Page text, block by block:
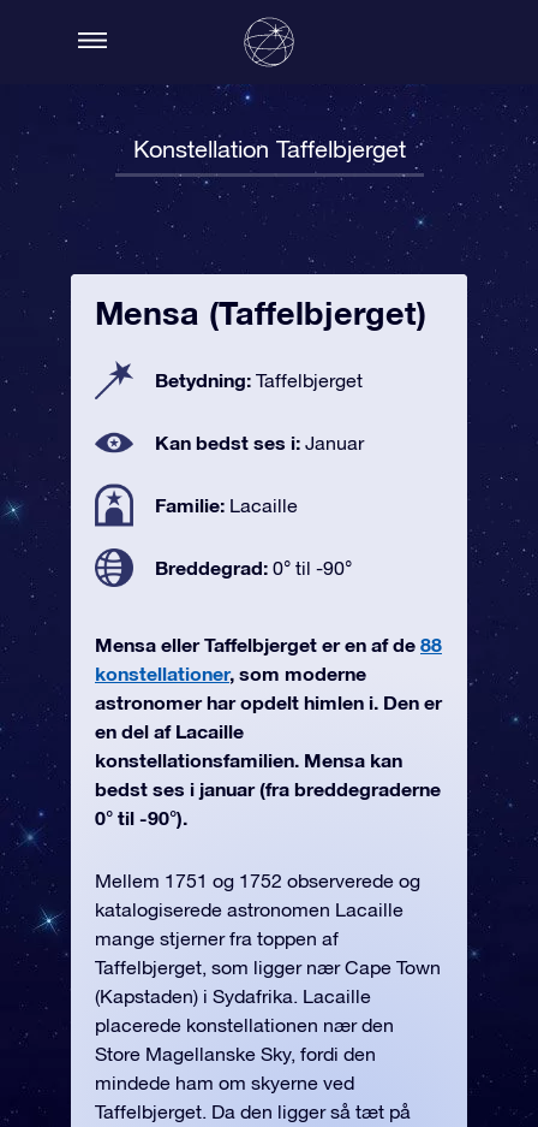
Konstellation Taffelbjerget
Mensa (Taffelbjerget)
Betydning: Taffelbjerget
Kan bedst ses i: Januar
Familie: Lacaille
Breddegrad: 0° til -90°
Mensa eller Taffelbjerget er en af de 88
konstellationer, som moderne
astronomer har opdelt himlen i. Den er
en del af Lacaille
konstellationsfamilien. Mensa kan
bedst ses i januar (fra breddegraderne
0° til -90°).
Mellem 1751 og 1752 observerede og
katalogiserede astronomen Lacaille
mange stjerner fra toppen af
Taffelbjerget, som ligger nær Cape Town
(Kapstaden) i Sydafrika. Lacaille
placerede konstellationen nær den
Store Magellanske Sky, fordi den
mindede ham om skyerne ved
Taffelbjerget. Da den ligger så tæt på